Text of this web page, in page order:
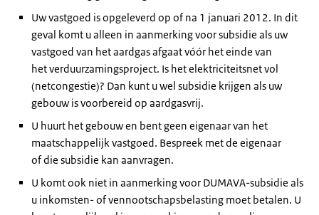
Uw vastgoed is opgeleverd op of na 1 januari 2012. In dit
geval komt u alleen in aanmerking voor subsidie als uw
vastgoed van het aardgas afgaat vóór het einde van
het verduurzamingsproject. Is het elektriciteitsnet vol
(netcongestie)? Dan kunt u wel subsidie krijgen als uw
gebouw is voorbereid op aardgasvrij.
U huurt het gebouw en bent geen eigenaar van het
maatschappelijk vastgoed. Bespreek met de eigenaar
of die subsidie kan aanvragen.
U komt ook niet in aanmerking voor DUMAVA-subsidie als
u inkomsten- of vennootschapsbelasting moet betalen. U